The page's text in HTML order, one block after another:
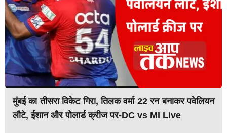
मुंबई का तीसरा विकेट गिरा, तिलक वर्मा 22 रन बनाकर पवेलियन
लौटे, ईशान और पोलार्ड क्रीज पर-DC vs MI Live